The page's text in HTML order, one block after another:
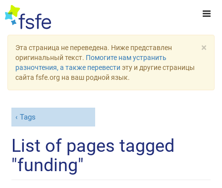
×
Эта страница не переведена. Ниже представлен
оригинальный текст. Помогите нам устранить
разночтения, а также перевести эту и другие страницы
сайта fsfe.org на ваш родной язык.
Tags
List of pages tagged
"funding"